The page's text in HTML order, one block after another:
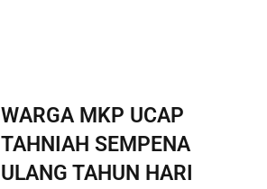
WARGA MKP UCAP
TAHNIAH SEMPENA
ULANG TAHUN HARI